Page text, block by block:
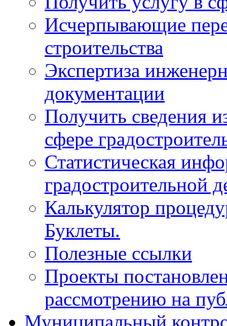
Исчерпывающие
строительства
Экспертиза
документации
Получить сведения
сфере
Статистическая
градостроительной
Калькулятор
Буклеты.
Полезные ссылки
Проекты
рассмотрению на
Муниципальный